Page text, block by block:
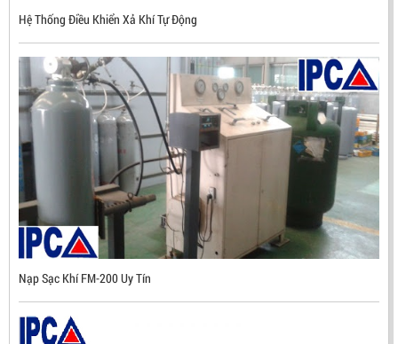
Mã sản phẩm: UX300
Hệ Thống Điều Khiển Xả Khí Tự Động
Nạp Sạc Khí FM-200 Uy Tín